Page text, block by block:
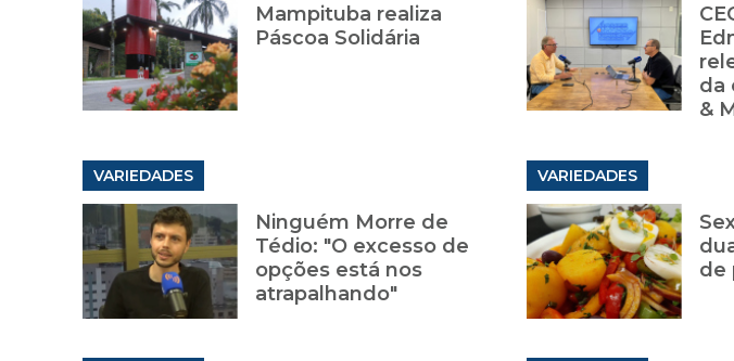
Mampituba realiza
Páscoa Solidária
da
&
VARIEDADES
Ninguém Morre de
Tédio: "O excesso de
opções está nos
atrapalhando"
VARIEDADES
de